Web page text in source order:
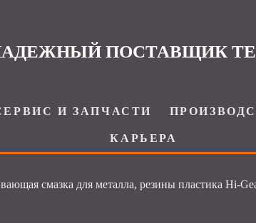
ПОСТАВЩИК
И ЗАПЧАСТИ
КАРЬЕРА
смазка для металла, резины пластика Hi-